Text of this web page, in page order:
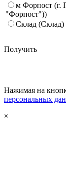
м Форпост (г.
"Форпост"))
Склад (Склад)
Получить
Нажимая на
персональных
×